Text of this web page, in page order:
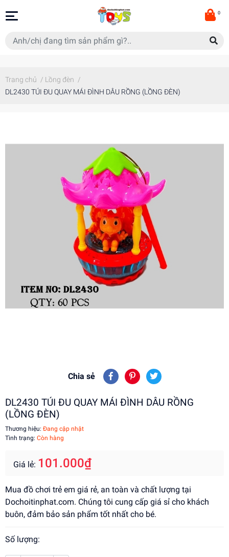
0
Trang chủ / Lồng đèn /
DL2430 TÚI ĐU QUAY MÁI ĐÌNH DÂU RỒNG (LỒNG ĐÈN)
Chia sẻ
DL2430 TÚI ĐU QUAY MÁI ĐÌNH DÂU RỒNG
(LỒNG ĐÈN)
Thương hiệu: Đang cập nhật
Tình trạng: Còn hàng
Giá lẻ: 101.000₫
Mua đồ chơi trẻ em giá rẻ, an toàn và chất lượng tại
Dochoitinphat.com. Chúng tôi cung cấp giá sỉ cho khách
buôn, đảm bảo sản phẩm tốt nhất cho bé.
Số lượng: